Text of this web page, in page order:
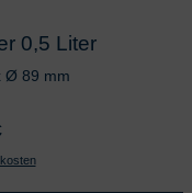
0,5 Liter
Ø 89 mm